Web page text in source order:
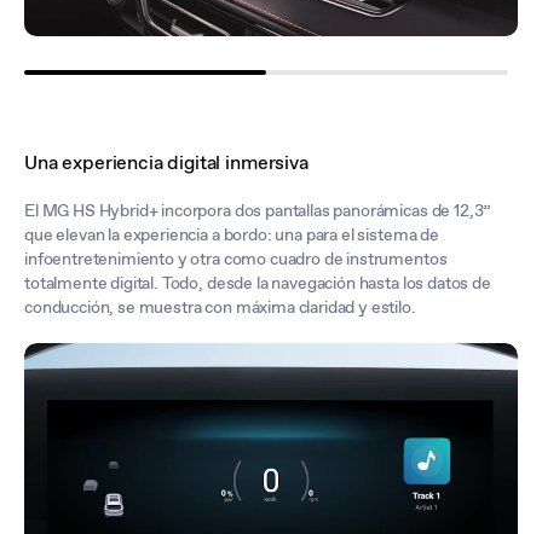
Una experiencia digital inmersiva
El MG HS Hybrid+ incorpora dos pantallas panorámicas de 12,3”
que elevan la experiencia a bordo: una para el sistema de
infoentretenimiento y otra como cuadro de instrumentos
totalmente digital. Todo, desde la navegación hasta los datos de
conducción, se muestra con máxima claridad y estilo.